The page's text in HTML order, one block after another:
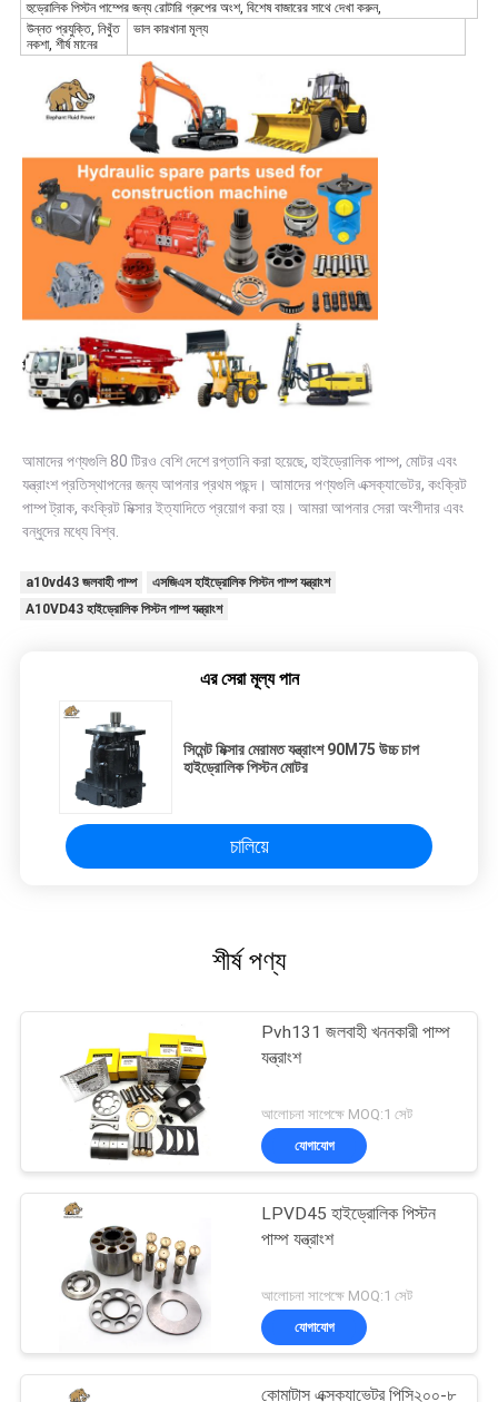
হুড্রোলিক পিস্টন পাম্পের জন্য রোটারি গ্রুপের অংশ, বিশেষ বাজারের সাথে দেখা করুন,
উন্নত প্রযুক্তি, নিখুঁত
নকশা, শীর্ষ মানের
ভাল কারখানা মূল্য
আমাদের পণ্যগুলি 80 টিরও বেশি দেশে রপ্তানি করা হয়েছে, হাইড্রোলিক পাম্প, মোটর এবং
যন্ত্রাংশ প্রতিস্থাপনের জন্য আপনার প্রথম পছন্দ। আমাদের পণ্যগুলি এক্সক্যাভেটর, কংক্রিট
পাম্প ট্রাক, কংক্রিট মিক্সার ইত্যাদিতে প্রয়োগ করা হয়। আমরা আপনার সেরা অংশীদার এবং
বন্ধুদের মধ্যে বিশ্ব.
a10vd43 জলবাহী পাম্প
এসজিএস হাইড্রোলিক পিস্টন পাম্প যন্ত্রাংশ
A10VD43 হাইড্রোলিক পিস্টন পাম্প যন্ত্রাংশ
এর সেরা মূল্য পান
সিমেন্ট মিক্সার মেরামত যন্ত্রাংশ 90M75 উচ্চ চাপ
হাইড্রোলিক পিস্টন মোটর
চালিয়ে
শীর্ষ পণ্য
Pvh131 জলবাহী খননকারী পাম্প
যন্ত্রাংশ
আলোচনা সাপেক্ষে MOQ:1 সেট
যোগাযোগ
LPVD45 হাইড্রোলিক পিস্টন
পাম্প যন্ত্রাংশ
আলোচনা সাপেক্ষে MOQ:1 সেট
যোগাযোগ
কোমাটাস এক্সক্যাভেটর পিসি২০০-৮